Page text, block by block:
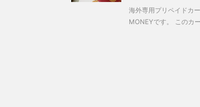
海外専用プリペイドカ
MONEYです。 このカ